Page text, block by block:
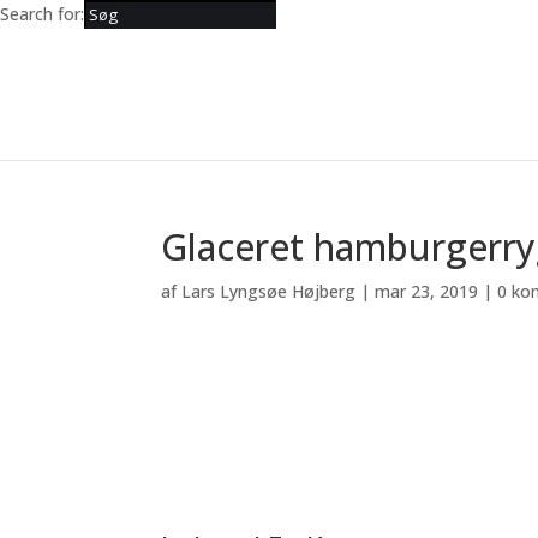
Search for:
Glaceret
af Lars Lyngsøe Højberg |mar 23, 2019 |0